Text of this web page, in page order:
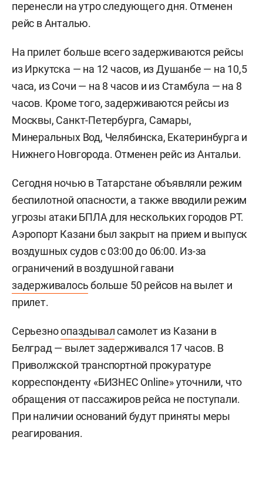
перенесли на утро следующего дня. Отменен
рейс в Анталью.
На прилет больше всего задерживаются рейсы
из Иркутска — на 12 часов, из Душанбе — на 10,5
часа, из Сочи — на 8 часов и из Стамбула — на 8
часов. Кроме того, задерживаются рейсы из
Москвы, Санкт-Петербурга, Самары,
Минеральных Вод, Челябинска, Екатеринбурга и
Нижнего Новгорода. Отменен рейс из Антальи.
Сегодня ночью в Татарстане объявляли режим
беспилотной опасности, а также вводили режим
угрозы атаки БПЛА для нескольких городов РТ.
Аэропорт Казани был закрыт на прием и выпуск
воздушных судов с 03:00 до 06:00. Из-за
ограничений в воздушной гавани
задерживалосьбольше 50 рейсов на вылет и
прилет.
Серьезноопаздывалсамолет из Казани в
Белград — вылет задерживался 17 часов. В
Приволжской транспортной прокуратуре
корреспонденту «БИЗНЕС Online» уточнили, что
обращения от пассажиров рейса не поступали.
При наличии оснований будут приняты меры
реагирования.